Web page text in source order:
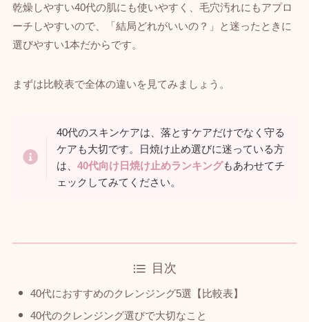
乾燥しやすい40代の肌にも使いやすく、毛穴汚れにもアプロ
ーチしやすいので、「結局どれがいいの？」と迷ったときに
選びやすい1本だからです。
まずは比較表で全体の違いを見てみましょう。
40代のスキンケアは、落とすケアだけでなく守る
ケアも大切です。日焼け止め選びに迷っている方
は、 40代向け日焼け止めランキングもあわせてチ
ェックしてみてください。
目次
40代におすすめのクレンジング5選【比較表】
40代のクレンジング選びで大切なこと